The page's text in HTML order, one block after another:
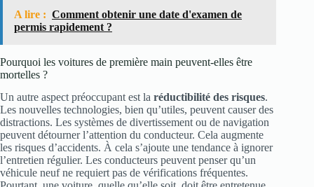
A lire : Comment obtenir une date d'examen de
permis rapidement ?
Pourquoi les voitures de première main peuvent-elles être
mortelles ?
Un autre aspect préoccupant est la réductibilité des risques.
Les nouvelles technologies, bien qu’utiles, peuvent causer des
distractions. Les systèmes de divertissement ou de navigation
peuvent détourner l’attention du conducteur. Cela augmente
les risques d’accidents. À cela s’ajoute une tendance à ignorer
l’entretien régulier. Les conducteurs peuvent penser qu’un
véhicule neuf ne requiert pas de vérifications fréquentes.